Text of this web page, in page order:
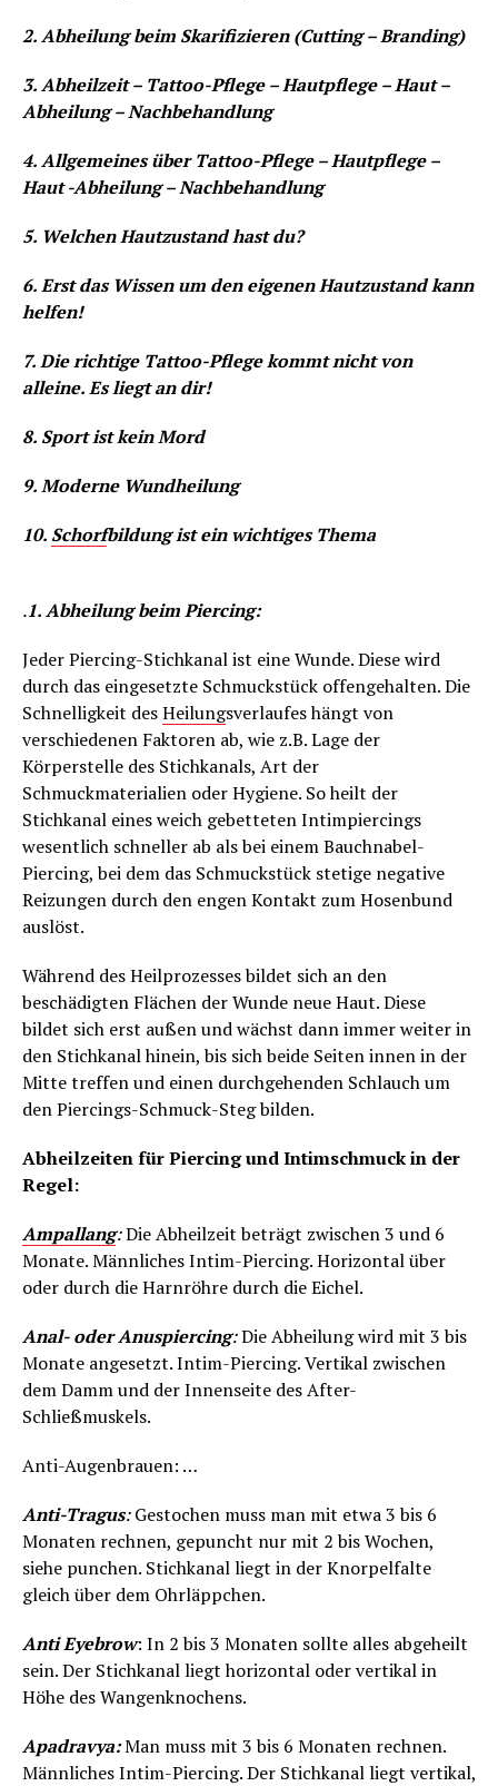
2. Abheilung beim Skarifizieren (Cutting – Branding)
3. Abheilzeit – Tattoo-Pflege – Hautpflege – Haut –
Abheilung – Nachbehandlung
4. Allgemeines über Tattoo-Pflege – Hautpflege –
Haut -Abheilung – Nachbehandlung
5. Welchen Hautzustand hast du?
6. Erst das Wissen um den eigenen Hautzustand kann
helfen!
7. Die richtige Tattoo-Pflege kommt nicht von
alleine. Es liegt an dir!
8. Sport ist kein Mord
9. Moderne Wundheilung
10. Schorfbildung ist ein wichtiges Thema
.1. Abheilung beim Piercing:
Jeder Piercing-Stichkanal ist eine Wunde. Diese wird
durch das eingesetzte Schmuckstück offengehalten. Die
Schnelligkeit desHeilungsverlaufes hängt von
verschiedenen Faktoren ab, wie z.B. Lage der
Körperstelle des Stichkanals, Art der
Schmuckmaterialien oder Hygiene. So heilt der
Stichkanal eines weich gebetteten Intimpiercings
wesentlich schneller ab als bei einem Bauchnabel-
Piercing, bei dem das Schmuckstück stetige negative
Reizungen durch den engen Kontakt zum Hosenbund
auslöst.
Während des Heilprozesses bildet sich an den
beschädigten Flächen der Wunde neue Haut. Diese
bildet sich erst außen und wächst dann immer weiter in
den Stichkanal hinein, bis sich beide Seiten innen in der
Mitte treffen und einen durchgehenden Schlauch um
den Piercings-Schmuck-Steg bilden.
Abheilzeiten für Piercing und Intimschmuck in der
Regel:
Ampallang:Die Abheilzeit beträgt zwischen 3 und 6
Monate. Männliches Intim-Piercing. Horizontal über
oder durch die Harnröhre durch die Eichel.
Anal- oder Anuspiercing:Die Abheilung wird mit 3 bis
Monate angesetzt. Intim-Piercing. Vertikal zwischen
dem Damm und der Innenseite des After-
Schließmuskels.
Anti-Augenbrauen: …
Anti-Tragus:Gestochen muss man mit etwa 3 bis 6
Monaten rechnen, gepuncht nur mit 2 bis Wochen,
siehe punchen. Stichkanal liegt in der Knorpelfalte
gleich über dem Ohrläppchen.
Anti Eyebrow: In 2 bis 3 Monaten sollte alles abgeheilt
sein. Der Stichkanal liegt horizontal oder vertikal in
Höhe des Wangenknochens.
Apadravya:Man muss mit 3 bis 6 Monaten rechnen.
Männliches Intim-Piercing. Der Stichkanal liegt vertikal,